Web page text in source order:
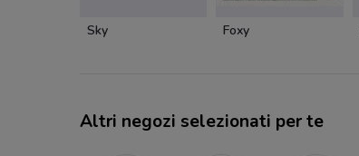
Sky Foxy
Altri negozi selezionati per te